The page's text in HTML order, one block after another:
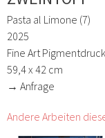
Pasta al Limone (7)
2025
Fine Art
59,4 x 42 cm
→ Anfrage
Andere Arbeiten